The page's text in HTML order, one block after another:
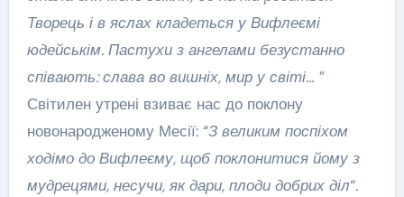
Творець і в яслах кладеться у Вифлеємі
юдейськім. Пастухи з ангелами безустанно
співають: слава во вишніх, мир у світі… ”
Світилен утрені взиває нас до поклону
новонародженому Месії: “З великим поспіхом
ходімо до Вифлеєму, щоб поклонитися йому з
мудрецями, несучи, як дари, плоди добрих діл“.